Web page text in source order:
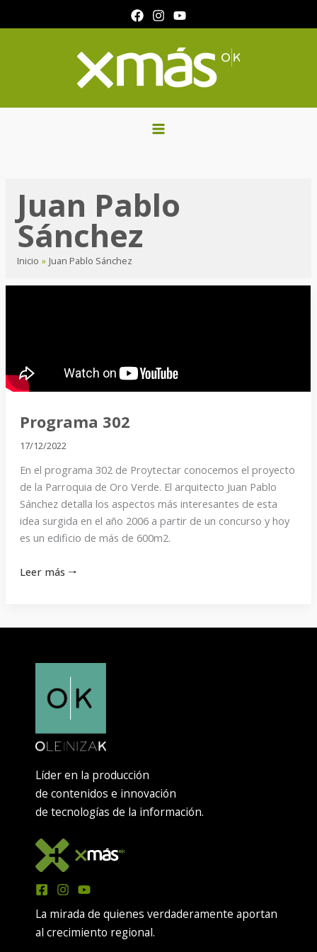
al
Juan Pablo
Sánchez
Inicio Juan Pablo Sánchez
Programa 302
17/12/2022
En el programa 302 de Proytectar conocemos el proyecto
de la Parroquia de Oro Verde. El arquitecto Juan Pablo
Sánchez detalla los aspectos más interesantes de esta
idea surgida en el año 2006 a partir de un concurso y hoy
es un edificio de más de 600m2.
Leer más 🠒
Líder en la producción
de contenidos e innovación
de tecnologías de la información.
La mirada de quienes verdaderamente aportan
al crecimiento regional.